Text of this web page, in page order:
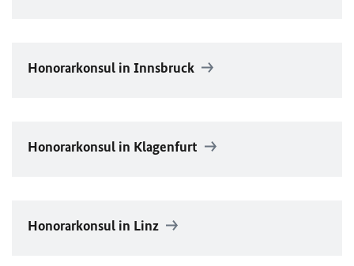
Honorarkonsul in Innsbruck
Honorarkonsul in Klagenfurt
Honorarkonsul in Linz